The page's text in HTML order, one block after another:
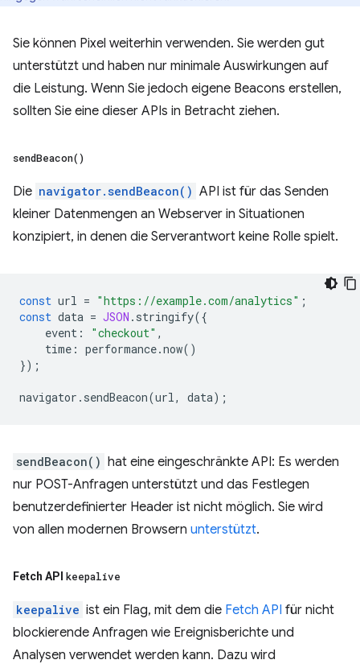
Sie können Pixel weiterhin verwenden. Sie werden gut
unterstützt und haben nur minimale Auswirkungen auf
die Leistung. Wenn Sie jedoch eigene Beacons erstellen,
sollten Sie eine dieser APIs in Betracht ziehen.
sendBeacon()
Die navigator.sendBeacon() API ist für das Senden
kleiner Datenmengen an Webserver in Situationen
konzipiert, in denen die Serverantwort keine Rolle spielt.
const url = "https://example.com/analytics" ;
const data = JSON . stringify({
event : "checkout" ,
time : performance.now()
});
navigator . sendBeacon(url , data);
sendBeacon() hat eine eingeschränkte API: Es werden
nur POST-Anfragen unterstützt und das Festlegen
benutzerdefinierter Header ist nicht möglich. Sie wird
von allen modernen Browsern unterstützt.
Fetch API keepalive
keepalive ist ein Flag, mit dem die Fetch API für nicht
blockierende Anfragen wie Ereignisberichte und
Analysen verwendet werden kann. Dazu wird